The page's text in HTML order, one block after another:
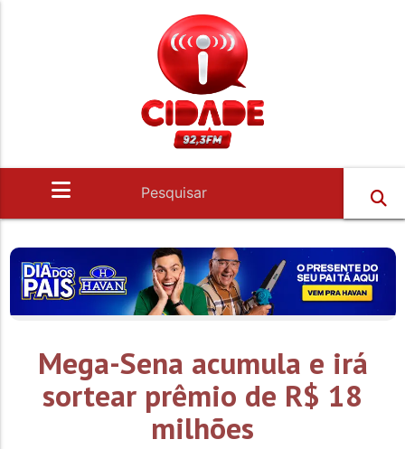
Mega-Sena acumula e irá
sortear prêmio de R$ 18
milhões